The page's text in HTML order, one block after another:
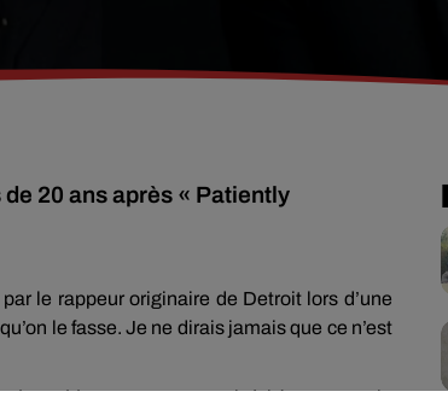
20 ans après « Patiently
le rappeur originaire de Detroit lors d’une
le fasse. Je ne dirais jamais que ce n’est
Waiting, qu’on retrouvait à l’époque sur le